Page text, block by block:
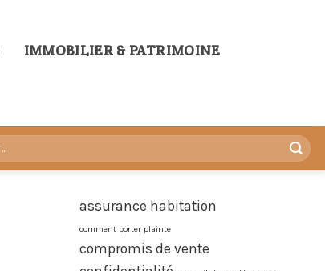
IMMOBILIER & PATRIMOINE
assurance habitation
comment porter plainte
compromis de vente